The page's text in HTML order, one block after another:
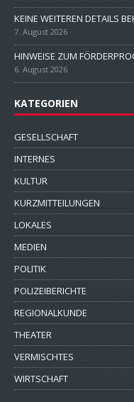
KEINE WEITEREN DETAILS
7. August 2026
HINWEISE ZUM
6. August 2026
KATEGORIEN
GESELLSCHAFT
INTERNES
KULTUR
KURZMITTEILUNGEN
LOKALES
MEDIEN
POLITIK
POLIZEIBERICHTE
REGIONALKUNDE
THEATER
VERMISCHTES
WIRTSCHAFT